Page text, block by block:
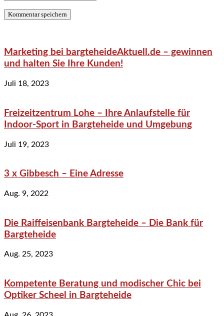
Marketing bei bargteheideAktuell.de – gewinnen
und halten Sie Ihre Kunden!
Juli 18, 2023
Freizeitzentrum Lohe – Ihre Anlaufstelle für
Indoor-Sport in Bargteheide und Umgebung
Juli 19, 2023
3 x Gibbesch – Eine Adresse
Aug. 9, 2022
Die Raiffeisenbank Bargteheide – Die Bank für
Bargteheide
Aug. 25, 2023
Kompetente Beratung und modischer Chic bei
Optiker Scheel in Bargteheide